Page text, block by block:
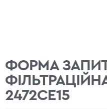
ФОРМА
2472CE15